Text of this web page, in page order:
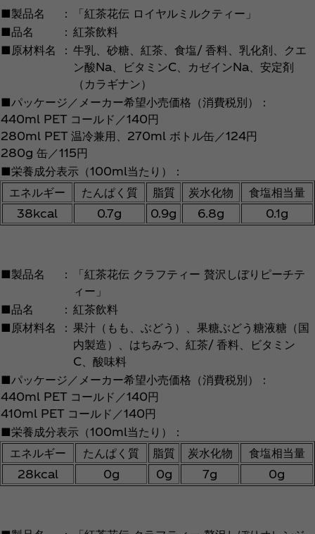
■製品名 ：
「紅茶花伝 ロイヤルミルクティー」
■品名
： 紅茶飲料
■原材料名
： 牛乳、砂糖、紅茶、食塩/ 香料、乳化剤、クエ
ン酸Na、ビタミンC、カゼインNa、安定剤
（カラギナン）
■パッケージ／メーカー希望小売価格（消費税別）：
440ml PET コールド／140円
280ml PET 温冷兼用、270ml ボトル缶／124円
280g 缶／115円
■栄養成分表示（100ml当たり）：
エネルギー
たんぱく質 脂質 炭水化物
食塩相当量
38kcal
0.7g 0.9g 6.8g 0.1g
■製品名 ：
「紅茶花伝 クラフティー 贅沢しぼりピーチテ
ィー」
■品名
： 紅茶飲料
■原材料名
： 果汁（もも、ぶどう）、果糖ぶどう糖液糖（国
内製造）、はちみつ、紅茶/ 香料、ビタミン
C、酸味料
■パッケージ／メーカー希望小売価格（消費税別）：
440ml PET コールド／140円
410ml PET コールド／140円
■栄養成分表示（100ml当たり）：
エネルギー
たんぱく質 脂質 炭水化物
食塩相当量
28kcal
0g 0g 7g 0g